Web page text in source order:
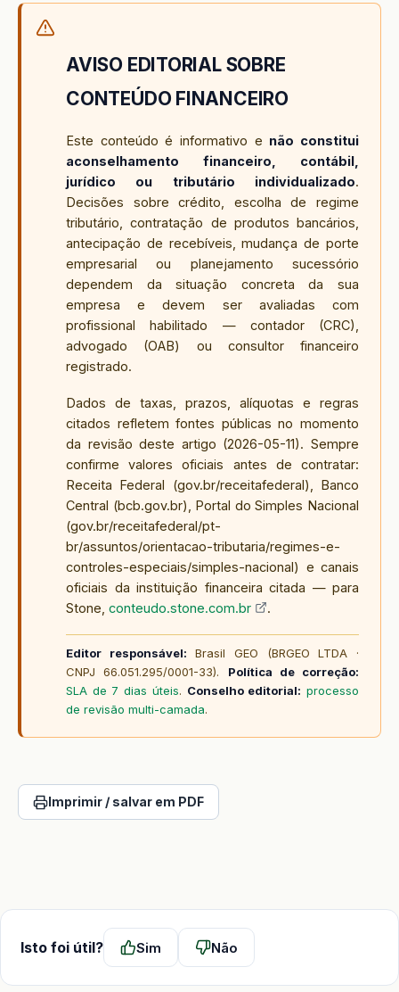
AVISO EDITORIAL SOBRE
CONTEÚDO FINANCEIRO
Este conteúdo é informativo e não constitui
aconselhamento financeiro, contábil,
jurídico ou tributário individualizado.
Decisões sobre crédito, escolha de regime
tributário, contratação de produtos bancários,
antecipação de recebíveis, mudança de porte
empresarial ou planejamento sucessório
dependem da situação concreta da sua
empresa e devem ser avaliadas com
profissional habilitado — contador (CRC),
advogado (OAB) ou consultor financeiro
registrado.
Dados de taxas, prazos, alíquotas e regras
citados refletem fontes públicas no momento
da revisão deste artigo (2026-05-11). Sempre
confirme valores oficiais antes de contratar:
Receita Federal (gov.br/receitafederal), Banco
Central (bcb.gov.br), Portal do Simples Nacional
(gov.br/receitafederal/pt-
br/assuntos/orientacao-tributaria/regimes-e-
controles-especiais/simples-nacional) e canais
oficiais da instituição financeira citada — para
Stone, conteudo.stone.com.br .
Editor responsável: Brasil GEO (BRGEO LTDA ·
CNPJ 66.051.295/0001-33). Política de correção:
SLA de 7 dias úteis. Conselho editorial: processo
de revisão multi-camada.
Imprimir / salvar em PDF
Isto foi útil? Sim Não